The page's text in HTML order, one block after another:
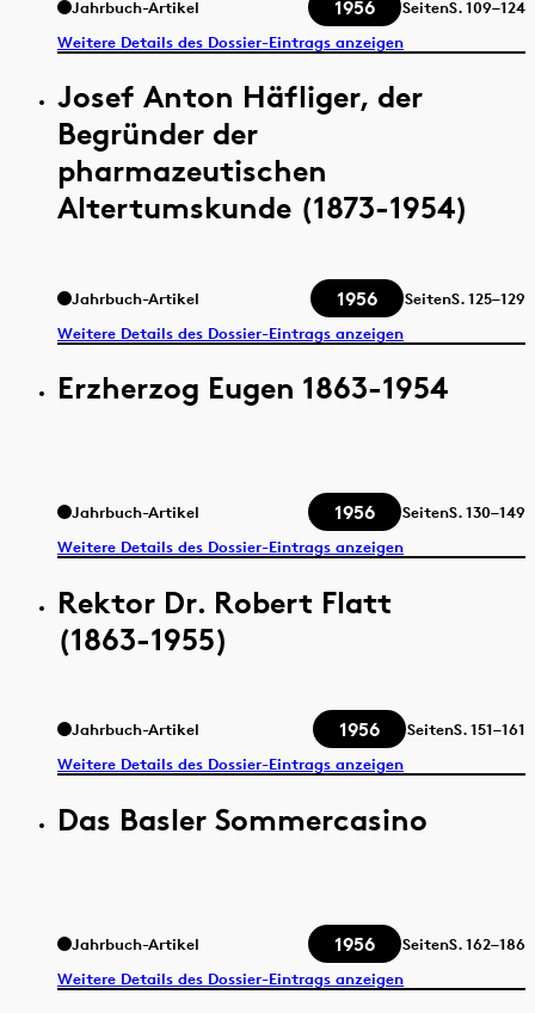
Jahrbuch-Artikel 1956 SeitenS.109–124
Weitere Details des Dossier-Eintrags anzeigen
Josef Anton Häfliger, der
Begründer der
pharmazeutischen
Altertumskunde (1873-1954)
Jahrbuch-Artikel 1956 SeitenS.125–129
Weitere Details des Dossier-Eintrags anzeigen
Erzherzog Eugen 1863-1954
Jahrbuch-Artikel 1956 SeitenS.130–149
Weitere Details des Dossier-Eintrags anzeigen
Rektor Dr. Robert Flatt
(1863-1955)
Jahrbuch-Artikel 1956 SeitenS.151–161
Weitere Details des Dossier-Eintrags anzeigen
Das Basler Sommercasino
Jahrbuch-Artikel 1956 SeitenS.162–186
Weitere Details des Dossier-Eintrags anzeigen